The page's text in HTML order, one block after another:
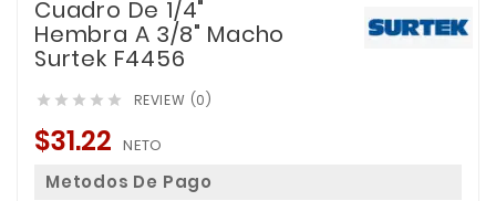
Cuadro De 1/4"
Hembra A 3/8" Macho
Surtek F4456
     REVIEW (0)
$31.22 NETO
Metodos De Pago